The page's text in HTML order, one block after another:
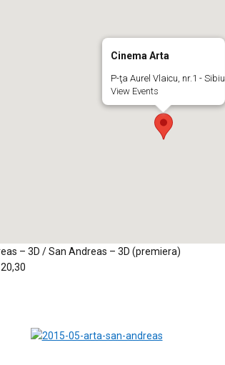
Cinema Arta
P-ţa Aurel Vlaicu, nr.1 - Sibiu
View Events
– 3D / San Andreas – 3D (premiera)